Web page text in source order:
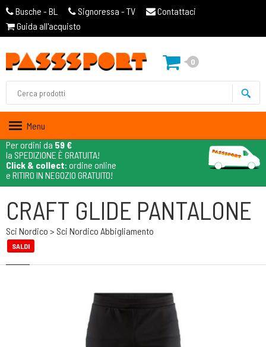
Busche - BL Signoressa - TV
Contattaci
Guida all'acquisto
0
Menu
Per ordini da 59 €
la SPEDIZIONE È GRATUITA!
Click & collect: ordine online
e RITIRO IN NEGOZIO GRATUITO!
CRAFT GLIDE PANTALONE
Sci Nordico > Sci Nordico Abbigliamento
SALDI